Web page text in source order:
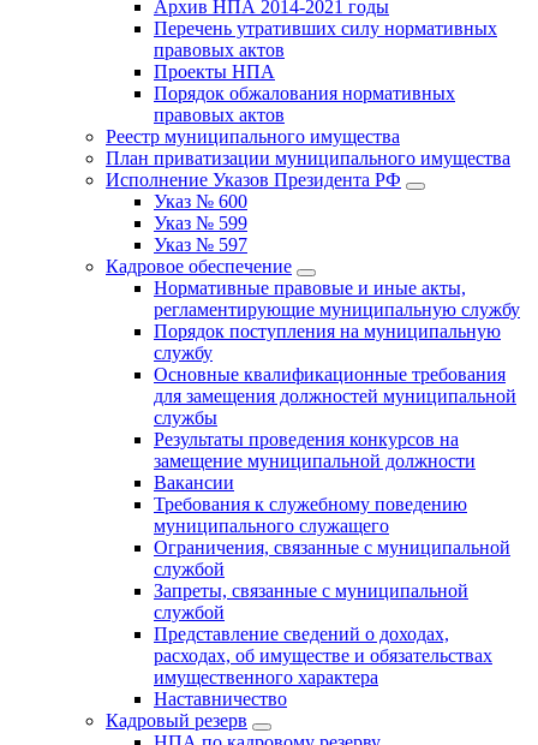
Архив НПА 2014-2021 годы
Перечень утративших силу нормативных
правовых актов
Проекты НПА
Порядок обжалования нормативных
правовых актов
Реестр муниципального имущества
План приватизации муниципального имущества
Исполнение Указов Президента РФ
Указ № 600
Указ № 599
Указ № 597
Кадровое обеспечение
Нормативные правовые и иные акты,
регламентирующие муниципальную службу
Порядок поступления на муниципальную
службу
Основные квалификационные требования
для замещения должностей муниципальной
службы
Результаты проведения конкурсов на
замещение муниципальной должности
Вакансии
Требования к служебному поведению
муниципального служащего
Ограничения, связанные с муниципальной
службой
Запреты, связанные с муниципальной
службой
Представление сведений о доходах,
расходах, об имуществе и обязательствах
имущественного характера
Наставничество
Кадровый резерв